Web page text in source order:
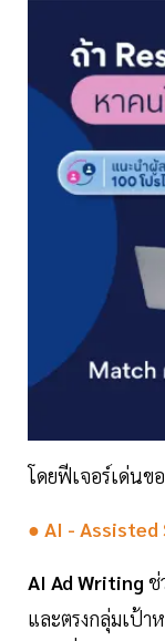
โดยฟีเจอร์เด่นข
● AI - Assisted
AI Ad Writing ช่
และตรงกลุ่มเป้า